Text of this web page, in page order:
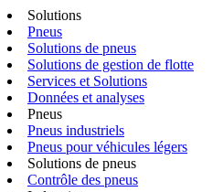
Solutions
Pneus
Solutions de pneus
Solutions de gestion de flotte
Services et Solutions
Données et analyses
Pneus
Pneus industriels
Pneus pour véhicules légers
Solutions de pneus
Contrôle des pneus